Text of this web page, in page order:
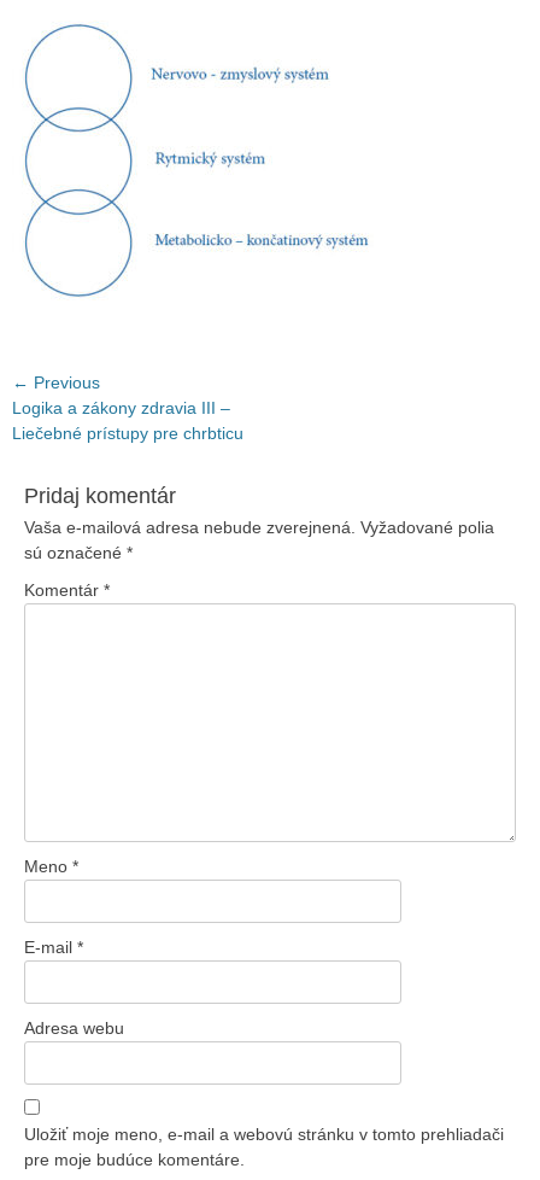
Navigácia
v
článku
← Previous
Previous
post:
Logika a zákony zdravia III –
Liečebné prístupy pre chrbticu
Pridaj komentár
Vaša e-mailová adresa nebude zverejnená. Vyžadované polia
sú označené *
Komentár *
Meno *
E-mail *
Adresa webu
Uložiť moje meno, e-mail a webovú stránku v tomto prehliadači
pre moje budúce komentáre.